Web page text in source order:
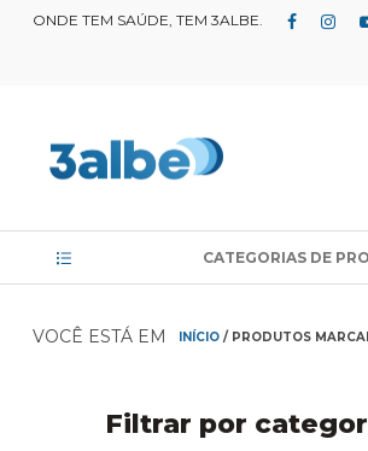
ONDE TEM SAÚDE, TEM 3ALBE.
CATEGORIAS DE
VOCÊ ESTÁ EM INÍCIO/ PRODUTOS
Filtrar por